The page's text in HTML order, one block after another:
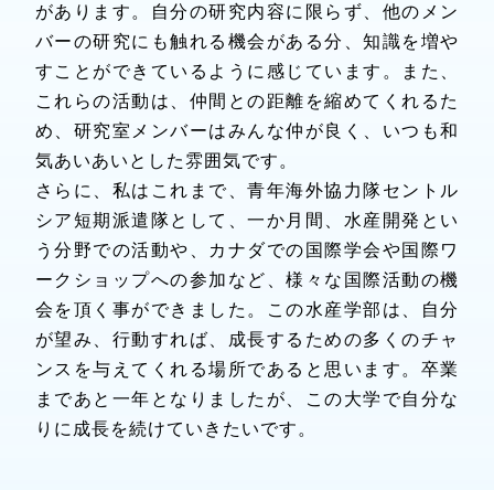
があります。自分の研究内容に限らず、他のメン
バーの研究にも触れる機会がある分、知識を増や
すことができているように感じています。また、
これらの活動は、仲間との距離を縮めてくれるた
め、研究室メンバーはみんな仲が良く、いつも和
気あいあいとした雰囲気です。
さらに、私はこれまで、青年海外協力隊セントル
シア短期派遣隊として、一か月間、水産開発とい
う分野での活動や、カナダでの国際学会や国際ワ
ークショップへの参加など、様々な国際活動の機
会を頂く事ができました。この水産学部は、自分
が望み、行動すれば、成長するための多くのチャ
ンスを与えてくれる場所であると思います。卒業
まであと一年となりましたが、この大学で自分な
りに成長を続けていきたいです。